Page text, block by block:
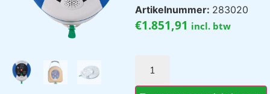
Artikelnummer: 283020
€1.851,91 incl. btw